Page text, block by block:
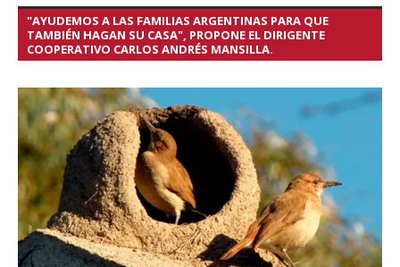
"AYUDEMOS A LAS FAMILIAS ARGENTINAS PARA QUE
TAMBIÉN HAGAN SU CASA", PROPONE EL DIRIGENTE
COOPERATIVO CARLOS ANDRÉS MANSILLA.